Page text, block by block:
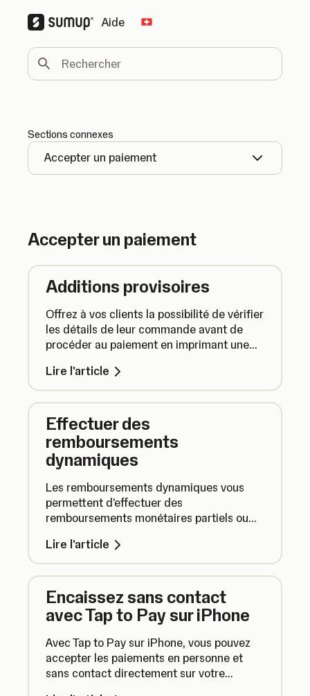
Aide Change country
Rechercher
Sections connexes
Accepter un paiement
Accepter un paiement
Additions provisoires
Offrez à vos clients la possibilité de vérifier
les détails de leur commande avant de
procéder au paiement en imprimant une
activer et utiliser cette fonctionnalité.
Lire l'article
Effectuer des
remboursements
dynamiques
Les remboursements dynamiques vous
permettent d'effectuer des
remboursements monétaires partiels ou
détaillés, en maintenant l'exactitude de
vos rapports et de votre comptabilité.
Lire l'article
Encaissez sans contact
avec Tap to Pay sur iPhone
Avec Tap to Pay sur iPhone, vous pouvez
accepter les paiements en personne et
sans contact directement sur votre